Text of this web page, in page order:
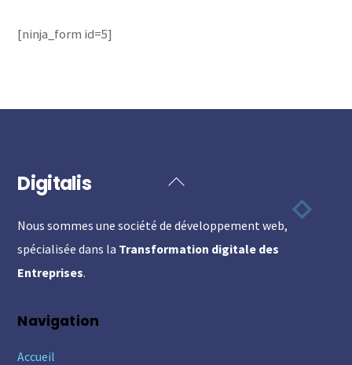
[ninja_form id=5]
Back
Top
Digitalis
Nous sommes une société de développement web,
spécialisée dans la Transformation digitale des
Entreprises.
Navigation
Accueil